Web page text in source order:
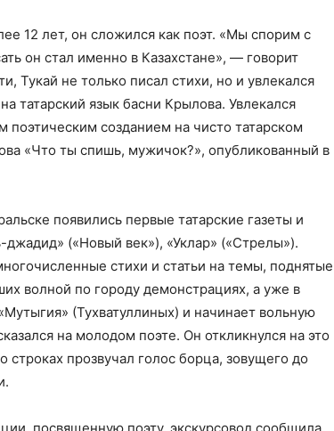
12 лет, он сложился как поэт. «Мы спорим с
он стал именно в Казахстане», — говорит
Тукай не только писал стихи, но и увлекался
татарский язык басни Крылова. Увлекался
созданием на чисто татарском
«Что ты спишь, мужичок?», опубликованный в
появились первые татарские газеты и
(«Новый век»), «Уклар» («Стрелы»).
стихи и статьи на темы, поднятые
волной по городу демонстрациях, а уже в
(Тухватуллиных) и начинает вольную
на молодом поэте. Он откликнулся на это
прозвучал голос борца, зовущего до